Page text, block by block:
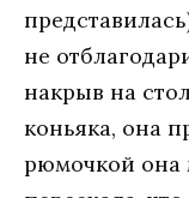
не
накрыв на
коньяка, она
рюмочкой она